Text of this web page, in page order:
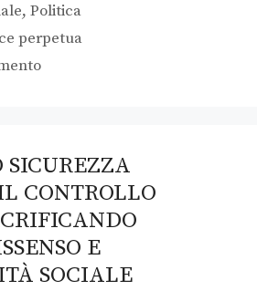
,Politica
perpetua
SICUREZZA
CONTROLLO
E
SOCIALE